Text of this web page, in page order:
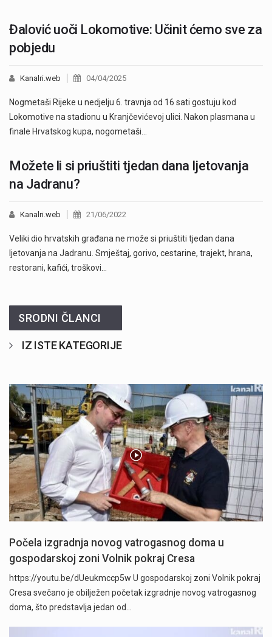
Đalović uoči Lokomotive: Učinit ćemo sve za
pobjedu
Kanalri.web 04/04/2025
Nogmetaši Rijeke u nedjelju 6. travnja od 16 sati gostuju kod
Lokomotive na stadionu u Kranjčevićevoj ulici. Nakon plasmana u
finale Hrvatskog kupa, nogometaši…
Možete li si priuštiti tjedan dana ljetovanja
na Jadranu?
Kanalri.web 21/06/2022
Veliki dio hrvatskih građana ne može si priuštiti tjedan dana
ljetovanja na Jadranu. Smještaj, gorivo, cestarine, trajekt, hrana,
restorani, kafići, troškovi…
SRODNI ČLANCI
IZ ISTE KATEGORIJE
Počela izgradnja novog vatrogasnog doma u
gospodarskoj zoni Volnik pokraj Cresa
https://youtu.be/dUeukmccp5w U gospodarskoj zoni Volnik pokraj
Cresa svečano je obilježen početak izgradnje novog vatrogasnog
doma, što predstavlja jedan od…